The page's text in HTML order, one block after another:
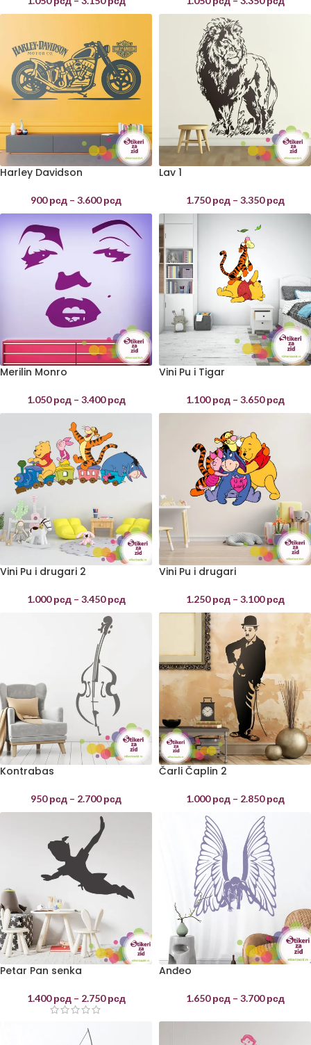
Harley Davidson
900рсд – 3.600рсд
Lav 1
1.750рсд – 3.350рсд
Merilin Monro
1.050рсд – 3.400рсд
Vini Pu i Tigar
1.100рсд – 3.650рсд
Vini Pu i drugari 2
1.000рсд – 3.450рсд
Vini Pu i drugari
1.250рсд – 3.100рсд
Kontrabas
950рсд – 2.700рсд
Čarli Čaplin 2
1.000рсд – 2.850рсд
Petar Pan senka
1.400рсд – 2.750рсд
Anđeo
1.650рсд – 3.700рсд